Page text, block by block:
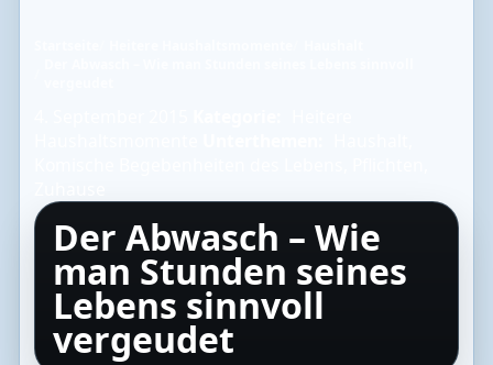
Der Abwasch – Wie
man Stunden seines
Lebens sinnvoll
vergeudet